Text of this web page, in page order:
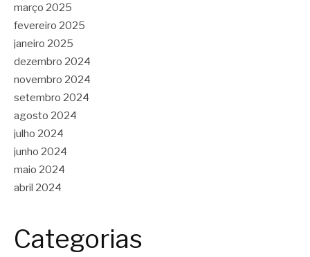
março 2025
fevereiro 2025
janeiro 2025
dezembro 2024
novembro 2024
setembro 2024
agosto 2024
julho 2024
junho 2024
maio 2024
abril 2024
Categorias